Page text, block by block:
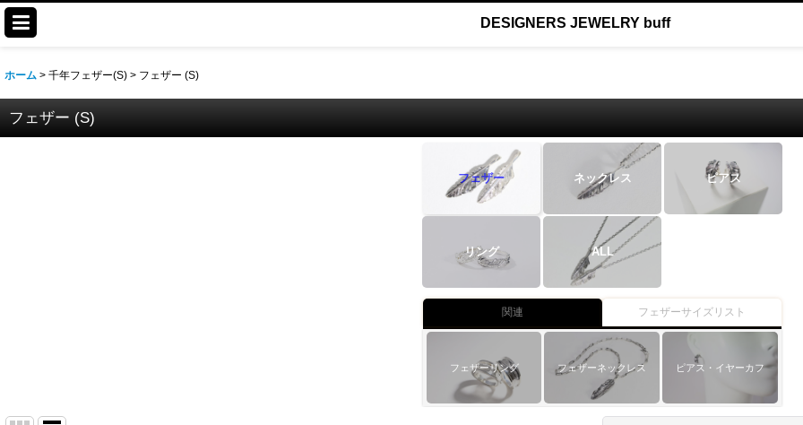
DESIGNERS JEWELRY buff
ホーム > 千年フェザー(S) > フェザー (S)
フェザー (S)
フェザー ネックレス ピアス
リング ALL
関連 フェザーサイズリスト
フェザーリング フェザーネックレス ピアス・イヤーカフ